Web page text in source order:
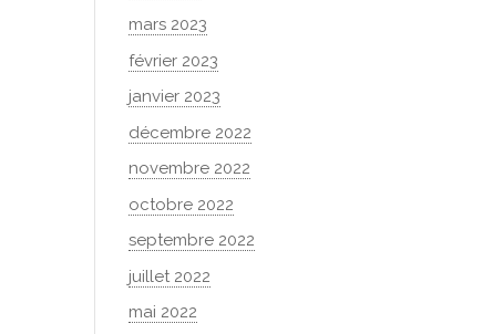
mars 2023
février 2023
janvier 2023
décembre 2022
novembre 2022
octobre 2022
septembre 2022
juillet 2022
mai 2022